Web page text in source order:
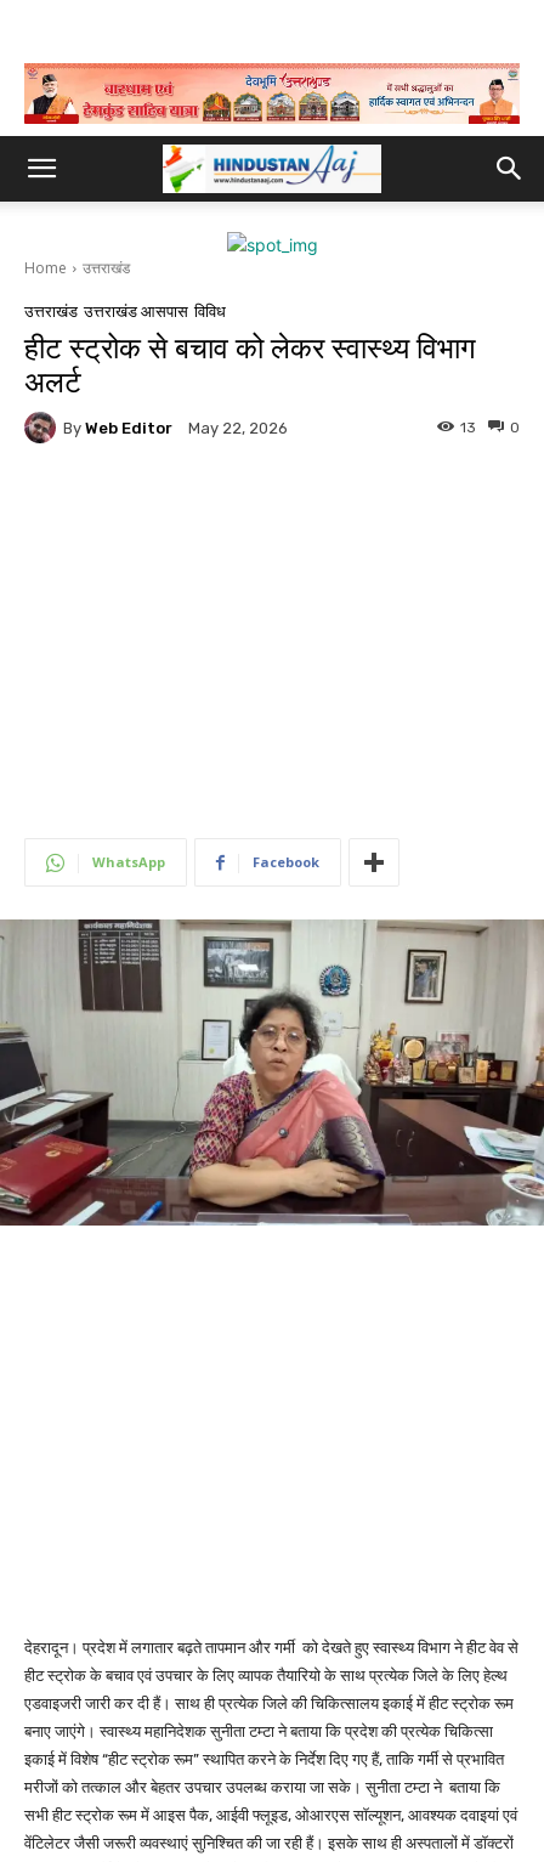
Home उत्तराखंड
उत्तराखंड उत्तराखंड आसपास विविध
हीट स्ट्रोक से बचाव को लेकर स्वास्थ्य विभाग
अलर्ट
By Web Editor May 22, 2026 0
13
WhatsApp Facebook
देहरादून। प्रदेश में लगातार बढ़ते तापमान और गर्मी को देखते हुए स्वास्थ्य विभाग ने हीट वेव से
हीट स्ट्रोक के बचाव एवं उपचार के लिए व्यापक तैयारियो के साथ प्रत्येक जिले के लिए हेल्थ
एडवाइजरी जारी कर दी हैं। साथ ही प्रत्येक जिले की चिकित्सालय इकाई में हीट स्ट्रोक रूम
बनाए जाएंगे। स्वास्थ्य महानिदेशक सुनीता टम्टा ने बताया कि प्रदेश की प्रत्येक चिकित्सा
इकाई में विशेष “हीट स्ट्रोक रूम” स्थापित करने के निर्देश दिए गए हैं, ताकि गर्मी से प्रभावित
मरीजों को तत्काल और बेहतर उपचार उपलब्ध कराया जा सके। सुनीता टम्टा ने बताया कि
सभी हीट स्ट्रोक रूम में आइस पैक, आईवी फ्लूइड, ओआरएस सॉल्यूशन, आवश्यक दवाइयां एवं
वेंटिलेटर जैसी जरूरी व्यवस्थाएं सुनिश्चित की जा रही हैं। इसके साथ ही अस्पतालों में डॉक्टरों